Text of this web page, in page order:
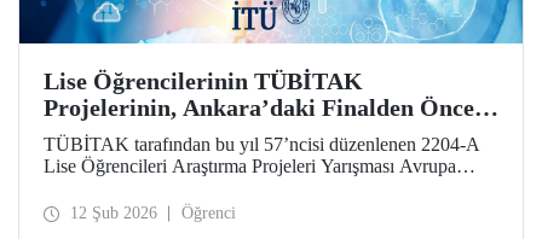
Lise Öğrencilerinin TÜBİTAK
Projelerinin, Ankara’daki Finalden Önceki
Durağı, İTÜ Oldu
TÜBİTAK tarafından bu yıl 57’ncisi düzenlenen 2204-A
Lise Öğrencileri Araştırma Projeleri Yarışması Avrupa
gerçekleştirildi.
12 Şub 2026 Öğrenci